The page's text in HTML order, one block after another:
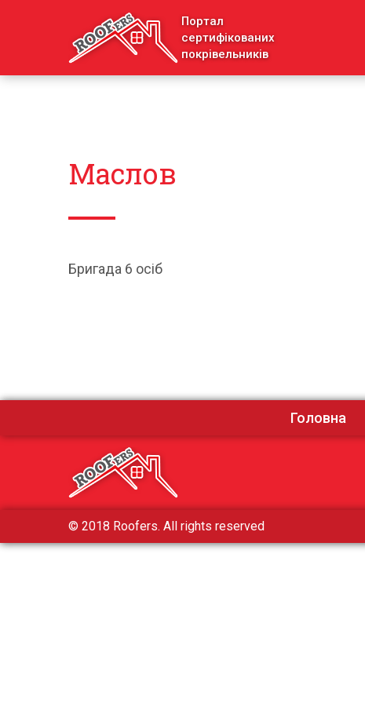
Портал
сертифікованих
покрівельників
Маслов
Бригада 6 осіб
Головна
© 2018 Roofers. All rights reserved